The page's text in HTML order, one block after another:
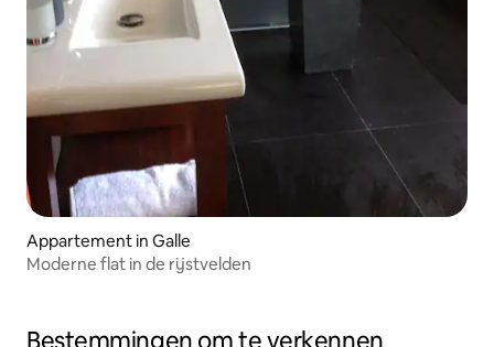
Appartement in Galle
Moderne flat in de rijstvelden